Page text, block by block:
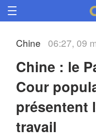
Chine 06:27, 09
Chine : le
Cour
présentent
travail